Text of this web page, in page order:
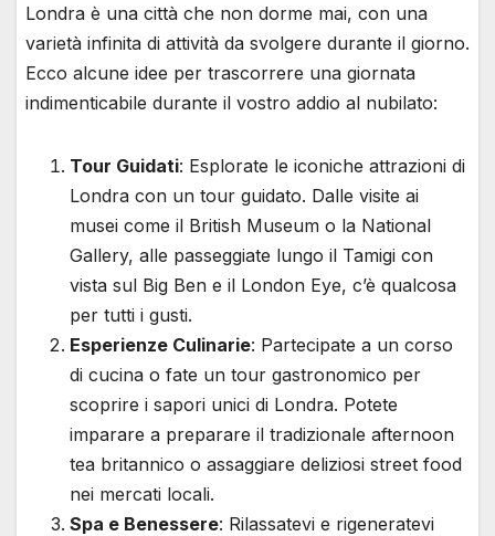
Londra è una città che non dorme mai, con una
varietà infinita di attività da svolgere durante il giorno.
Ecco alcune idee per trascorrere una giornata
indimenticabile durante il vostro addio al nubilato:
Tour Guidati: Esplorate le iconiche attrazioni di
Londra con un tour guidato. Dalle visite ai
musei come il British Museum o la National
Gallery, alle passeggiate lungo il Tamigi con
vista sul Big Ben e il London Eye, c’è qualcosa
per tutti i gusti.
Esperienze Culinarie: Partecipate a un corso
di cucina o fate un tour gastronomico per
scoprire i sapori unici di Londra. Potete
imparare a preparare il tradizionale afternoon
tea britannico o assaggiare deliziosi street food
nei mercati locali.
Spa e Benessere: Rilassatevi e rigeneratevi